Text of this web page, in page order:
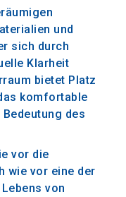
und
sich durch
Klarheit
bietet Platz
komfortable
des
vor die
wie vor eine der
von